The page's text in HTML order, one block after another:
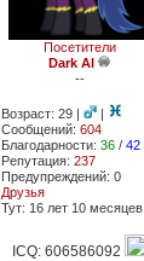
Посетители
Dark Al
--
Возраст: 29 |
|
Сообщений: 604
Благодарности: 36/ 42
Репутация: 237
Предупреждений: 0
Друзья
Тут: 16 лет 10 месяцев
ICQ: 606586092